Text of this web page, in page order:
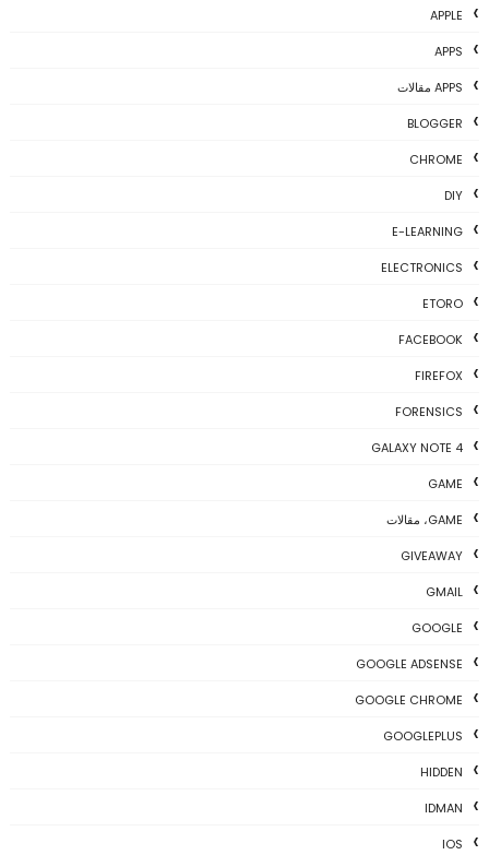
APPLE
APPS
APPS مقالات
BLOGGER
CHROME
DIY
E-LEARNING
ELECTRONICS
ETORO
FACEBOOK
FIREFOX
FORENSICS
GALAXY NOTE 4
GAME
GAME، مقالات
GIVEAWAY
GMAIL
GOOGLE
GOOGLE ADSENSE
GOOGLE CHROME
GOOGLEPLUS
HIDDEN
IDMAN
IOS